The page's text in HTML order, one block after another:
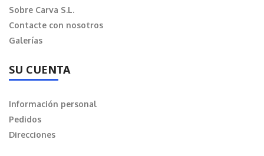
Sobre Carva S.L.
Contacte con nosotros
Galerías
SU CUENTA
Información personal
Pedidos
Direcciones